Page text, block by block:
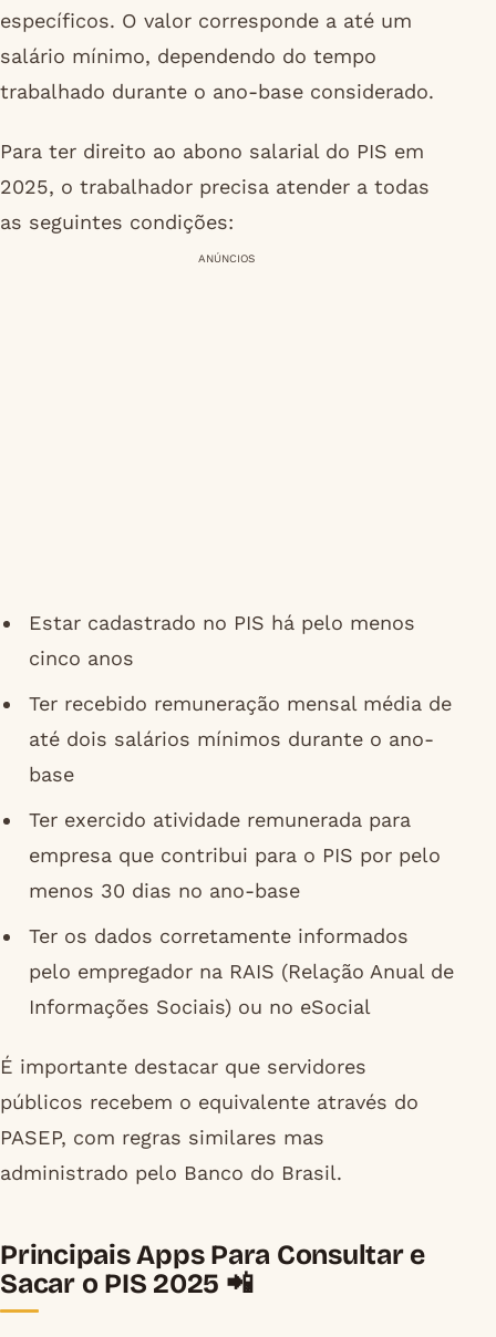
específicos. O valor corresponde a até um
salário mínimo, dependendo do tempo
trabalhado durante o ano-base considerado.
Para ter direito ao abono salarial do PIS em
2025, o trabalhador precisa atender a todas
as seguintes condições:
ANÚNCIOS
Estar cadastrado no PIS há pelo menos
cinco anos
Ter recebido remuneração mensal média de
até dois salários mínimos durante o ano-
base
Ter exercido atividade remunerada para
empresa que contribui para o PIS por pelo
menos 30 dias no ano-base
Ter os dados corretamente informados
pelo empregador na RAIS (Relação Anual de
Informações Sociais) ou no eSocial
É importante destacar que servidores
públicos recebem o equivalente através do
PASEP, com regras similares mas
administrado pelo Banco do Brasil.
Principais Apps Para Consultar e
Sacar o PIS 2025 📲